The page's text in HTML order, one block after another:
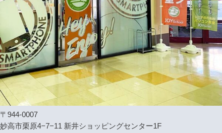
〒944-0007
妙高市栗原4−7−11 新井ショッピングセンター1F